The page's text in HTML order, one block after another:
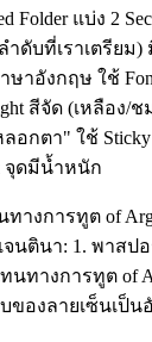
Folder แบ่ง 2
บที่เราเตรียม)
ษาอังกฤษ ใช้
สีจัด (เหลือง/
อกตา" ใช้ Sticky
จุดมีน้ำหนัก
างการทูต of
นตินา: 1. พาสปอ
นทางการทูต of
องลายเซ็นเป็น